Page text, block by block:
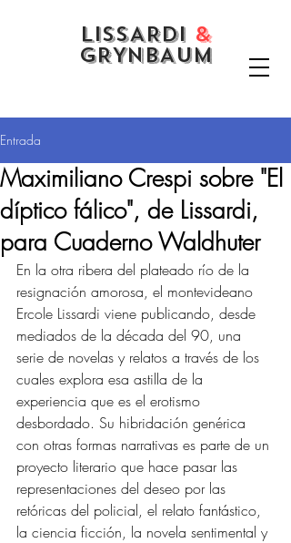
LISSARDI &
GRYNBAUM
Entrada
Maximiliano Crespi sobre "El
díptico fálico", de Lissardi,
para Cuaderno Waldhuter
En la otra ribera del plateado río de la
resignación amorosa, el montevideano
Ercole Lissardi viene publicando, desde
mediados de la década del 90, una
serie de novelas y relatos a través de los
cuales explora esa astilla de la
experiencia que es el erotismo
desbordado. Su hibridación genérica
con otras formas narrativas es parte de un
proyecto literario que hace pasar las
representaciones del deseo por las
retóricas del policial, el relato fantástico,
la ciencia ficción, la novela sentimental y